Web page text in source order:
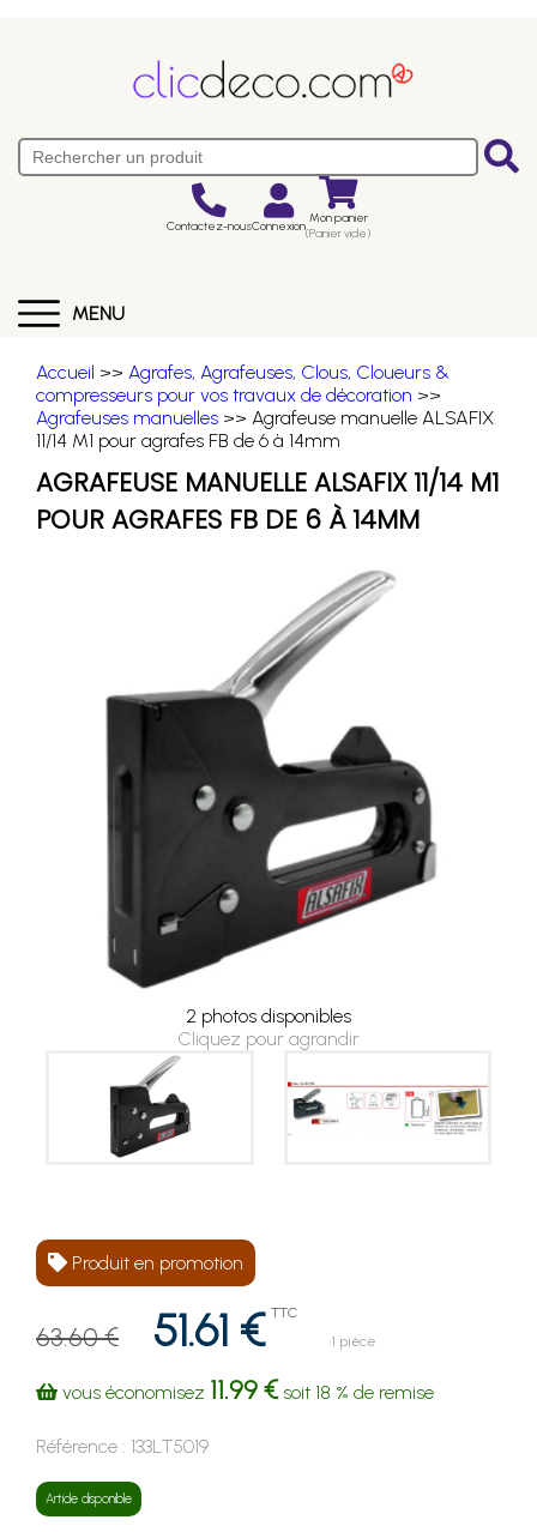
Contactez-nousConnexion Mon panier
(Panier vide)
MENU
Accueil >> Agrafes, Agrafeuses, Clous, Cloueurs &
compresseurs pour vos travaux de décoration >>
Agrafeuses manuelles >> Agrafeuse manuelle ALSAFIX
11/14 M1 pour agrafes FB de 6 à 14mm
AGRAFEUSE MANUELLE ALSAFIX 11/14 M1
POUR AGRAFES FB DE 6 À 14MM
2 photos disponibles
Cliquez pour agrandir
Produit en promotion
63.60 € 51.61 € TTC
1 pièce
vous économisez 11.99 €soit 18 % de remise
Référence : 133LT5019
Article disponible